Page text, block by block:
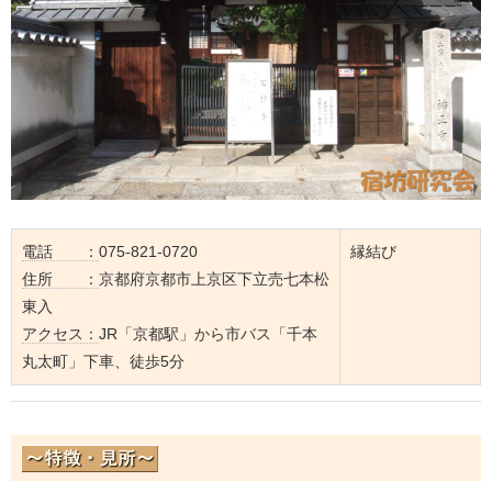
電話 ： 075-821-0720
住所 ： 京都府京都市上京区下立売七本松
東入
アクセス： JR「京都駅」から市バス「千本
丸太町」下車、徒歩5分
縁結び